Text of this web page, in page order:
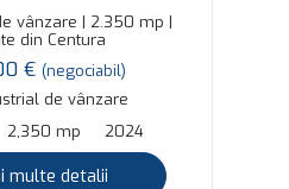
vânzare | 2.350 mp |
din Centura
€ (negociabil)
de vânzare
2,350 mp 2024
multe detalii